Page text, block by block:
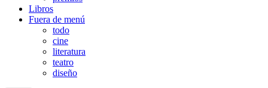
Libros
Fuera de menú
todo
cine
literatura
teatro
diseño